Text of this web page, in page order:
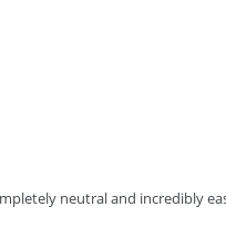
neutral and incredibly